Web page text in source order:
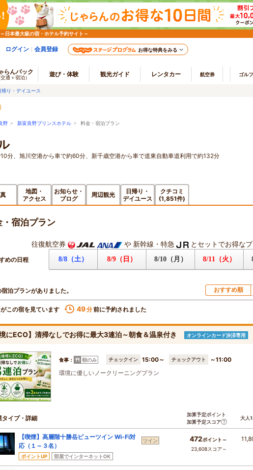
日本最大級の宿・ホテル予約サイト～
ログイン 会員登録 お得な特典をみる
らんパック
通＋宿泊） 遊び・体験 観光ガイド レンタカー 航空券 ゴルフ
帰り・デイユース
野 > 新富良野プリンスホテル > 料金・宿泊プラン
分、旭川空港から車で約60分、新千歳空港から車で道東自動車道利用で約132分
地図・
アクセス
お知らせ・
ブログ
周辺観光
日帰り・
デイユース
クチコミ
(1,851件)
宿泊プラン
往復航空券 や 新幹線・特急 とセットでお得な
めの日程 8/8（土） 8/9（日） 8/10（月） 8/11（火）
泊プランがありました。 おすすめ順
この宿を見ています 49分前に予約されました
にECO】清掃なしでお得に最大3連泊～朝食＆温泉付き オンラインカード決済専用
食事： 朝のみ チェックイン 15:00～ チェックアウト
～11:00
環境に優しいノークリーニングプラン
タイプ・詳細
加算予定ポイント
加算予定スコア
大人
【喫煙】高層階十勝岳ビューツイン Wi-Fi対
応（１～３名）
ポイントUP 部屋でインターネットOK
ツイン 472ポイント～
23,608スコア～